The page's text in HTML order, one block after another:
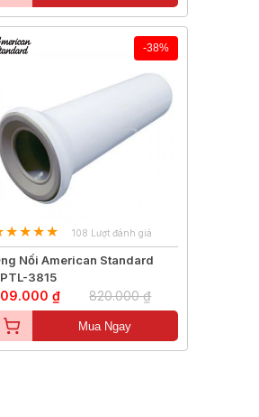
-38%
108 Lượt đánh giá
Nối American Standard
3815
₫ 820.000 ₫
Mua Ngay